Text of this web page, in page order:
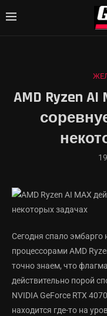
AMD Ryzen
Сегодня спало эмбарго
процессорами AMD
точно знаем, что
действительно порой
NVIDIA GeForce RTX
находится где-то на